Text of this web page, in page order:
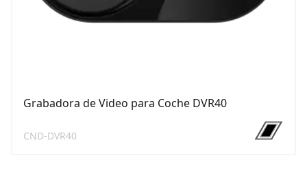
Grabadora de Video para Coche DVR40
CND-DVR40